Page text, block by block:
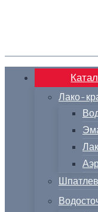
Лако-